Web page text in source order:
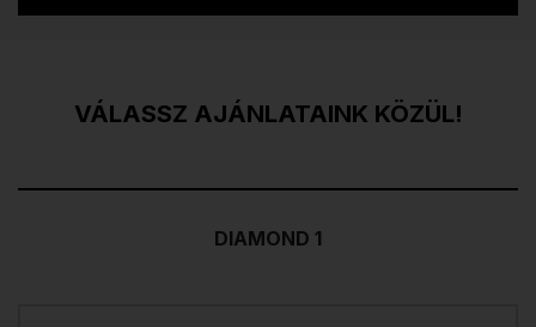
VÁLASSZ AJÁNLATAINK KÖZÜL!
DIAMOND 1